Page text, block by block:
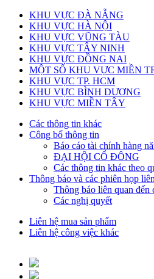
KHU VỰC ĐÀ NẴNG
KHU VỰC HÀ NỘI
KHU VỰC VŨNG TÀU
KHU VỰC TÂY NINH
KHU VỰC ĐỒNG NAI
MỘT SỐ KHU VỰC MIỀN
KHU VỰC TP. HCM
KHU VỰC BÌNH DƯƠNG
KHU VỰC MIỀN TÂY
Các thông tin khác
Công bố thông tin
Báo cáo tài chính hàng
ĐẠI HỘI CỔ ĐÔNG
Các thông tin khác theo
Thông báo và các phiên họp
Thông báo liên quan đến
Các nghị quyết
Liên hệ mua sản phẩm
Liên hệ công việc khác